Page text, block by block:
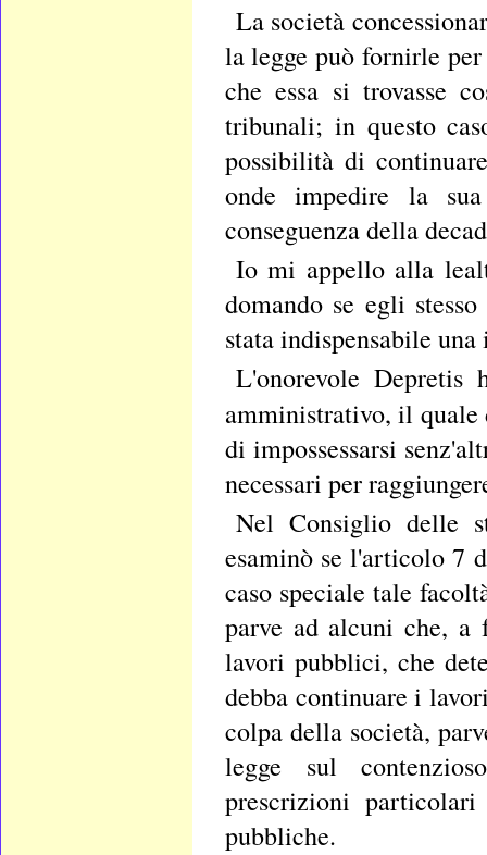
La società
la legge può fornirle
che essa si trovasse
tribunali; in questo
possibilità di
onde impedire la sua
conseguenza della
Io mi appello alla
domando se egli
stata indispensabile
L'onorevole
amministrativo, il
di impossessarsi
necessari per
Nel Consiglio delle
esaminò se l'articolo 7
caso speciale tale
parve ad alcuni che,
lavori pubblici, che
debba continuare i
colpa della società,
legge sul
prescrizioni
pubbliche.